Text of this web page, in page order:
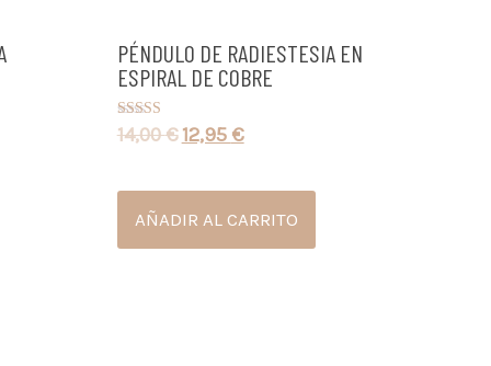
PÉNDULO DE RADIESTESIA EN
ESPIRAL DE COBRE
Valorado con
5.00
14,00€12,95 €
AÑADIR AL CARRITO